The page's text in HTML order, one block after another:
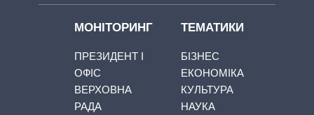
МОНІТОРИНГ
ПРЕЗИДЕНТ І
ОФІС
ВЕРХОВНА
РАДА
ТЕМАТИКИ
БІЗНЕС
ЕКОНОМІКА
КУЛЬТУРА
НАУКА